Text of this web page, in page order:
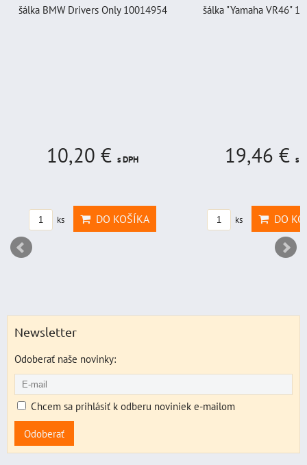
šálka "Yamaha VR46" 10014772
19,46 €s DPH
ks DO KOŠÍKA
prúd 4000 A,
333,83 €
ks DO
Newsletter
Odoberať naše novinky:
Chcem sa prihlásiť k odberu noviniek e-mailom
Odoberať